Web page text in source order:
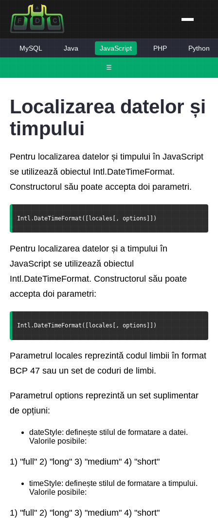
☰
MySQL Java JavaScript PHP Python
Localizarea datelor și
timpului
Pentru localizarea datelor și timpului în JavaScript
se utilizează obiectul Intl.DateTimeFormat.
Constructorul său poate accepta doi parametri.
Intl.DateTimeFormat([locales[, options]])
Pentru localizarea datelor și a timpului în
JavaScript se utilizează obiectul
Intl.DateTimeFormat. Constructorul său poate
accepta doi parametri:
Intl.DateTimeFormat([locales[, options]])
Parametrul locales reprezintă codul limbii în format
BCP 47 sau un set de coduri de limbi.
Parametrul options reprezintă un set suplimentar
de opțiuni:
dateStyle: definește stilul de formatare a datei.
Valorile posibile:
1) "full" 2) "long" 3) "medium" 4) "short"
timeStyle: definește stilul de formatare a timpului.
Valorile posibile:
1) "full" 2) "long" 3) "medium" 4) "short"